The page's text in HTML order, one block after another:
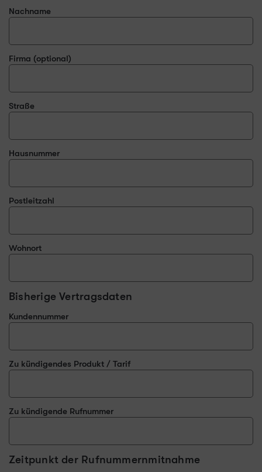
Nachname
Firma (optional)
Straße
Hausnummer
Postleitzahl
Wohnort
Bisherige Vertragsdaten
Kundennummer
Zu kündigendes Produkt / Tarif
Zu kündigende Rufnummer
Zeitpunkt der Rufnummernmitnahme